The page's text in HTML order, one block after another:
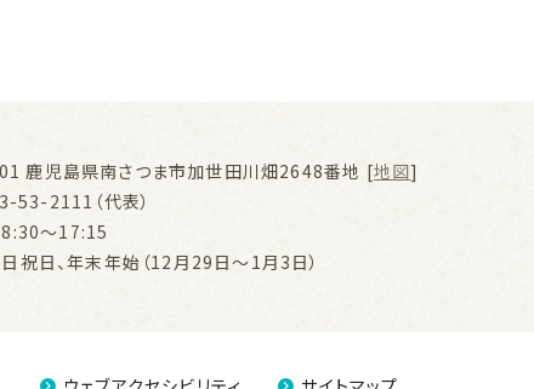
鹿児島県南さつま市加世田川畑2648番地 [地図]
53-2111（代表）
8:30～17:15
祝日、年末年始（12月29日～1月3日）